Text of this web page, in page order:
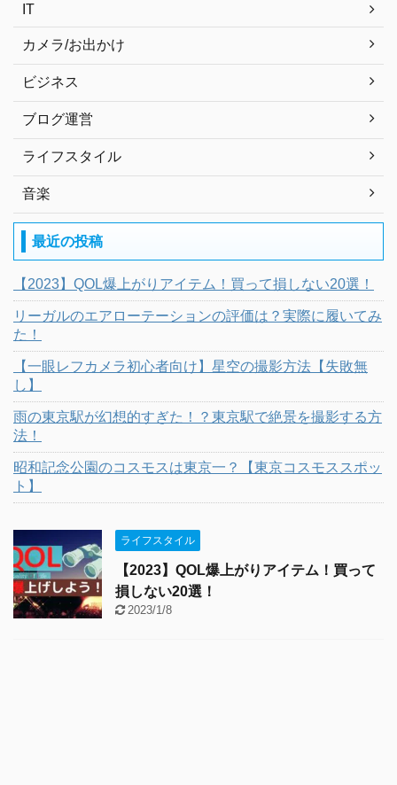
IT
カメラ/お出かけ
ビジネス
ブログ運営
ライフスタイル
音楽
最近の投稿
【2023】QOL爆上がりアイテム！買って損しない20選！
リーガルのエアローテーションの評価は？実際に履いてみ
た！
【一眼レフカメラ初心者向け】星空の撮影方法【失敗無
し】
雨の東京駅が幻想的すぎた！？東京駅で絶景を撮影する方
法！
昭和記念公園のコスモスは東京一？【東京コスモススポッ
ト】
ライフスタイル
【2023】QOL爆上がりアイテム！買って
損しない20選！
2023/1/8